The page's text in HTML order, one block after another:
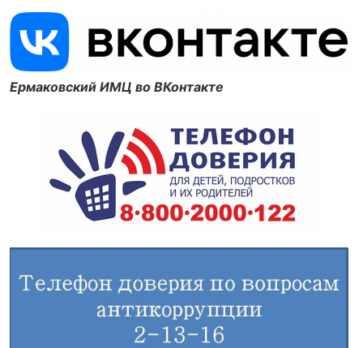
Ермаковский ИМЦ во ВКонтакте